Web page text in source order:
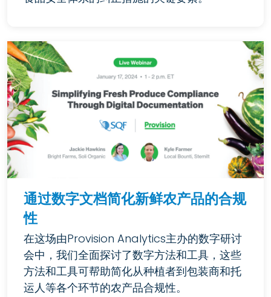
通过数字文档简化新鲜农产品的合规
性
在这场由Provision Analytics主办的数字研讨
会中，我们全面探讨了数字方法和工具，这些
方法和工具可帮助简化从种植者到包装商和托
运人等各个环节的农产品合规性。